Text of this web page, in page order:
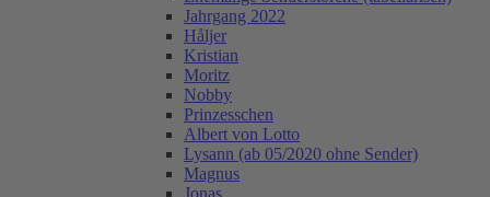
Jahrgang 2022
Håljer
Kristian
Moritz
Nobby
Prinzesschen
Albert von Lotto
Lysann (ab 05/2020 ohne Sender)
Magnus
Jonas